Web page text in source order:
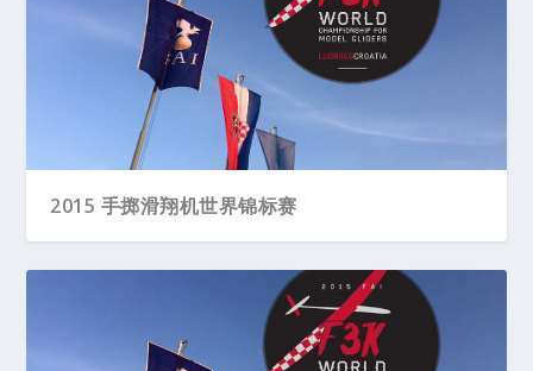
2015 手掷滑翔机世界锦标赛